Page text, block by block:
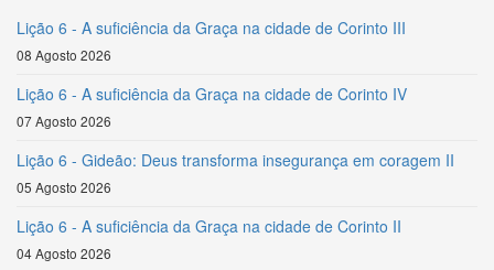
Lição 6 - A suficiência da Graça na cidade de Corinto III
08 Agosto 2026
Lição 6 - A suficiência da Graça na cidade de Corinto IV
07 Agosto 2026
Lição 6 - Gideão: Deus transforma insegurança em coragem II
05 Agosto 2026
Lição 6 - A suficiência da Graça na cidade de Corinto II
04 Agosto 2026